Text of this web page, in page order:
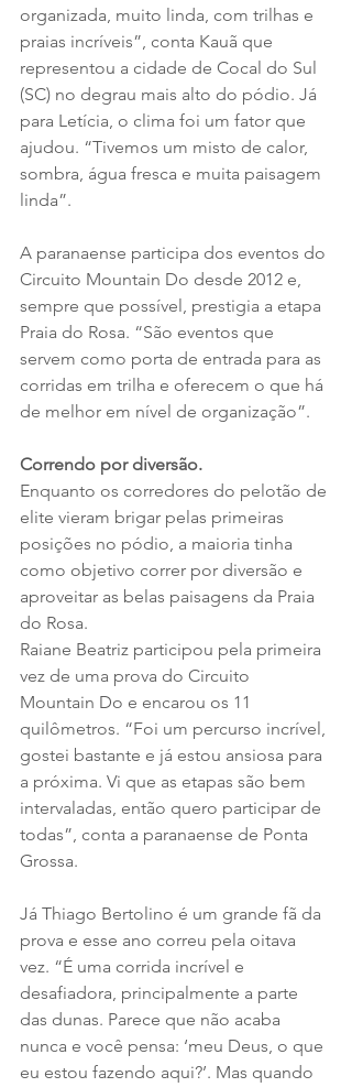
organizada, muito linda, com trilhas e
praias incríveis”, conta Kauã que
representou a cidade de Cocal do Sul
(SC) no degrau mais alto do pódio. Já
para Letícia, o clima foi um fator que
ajudou. “Tivemos um misto de calor,
sombra, água fresca e muita paisagem
linda”.
A paranaense participa dos eventos do
Circuito Mountain Do desde 2012 e,
sempre que possível, prestigia a etapa
Praia do Rosa. “São eventos que
servem como porta de entrada para as
corridas em trilha e oferecem o que há
de melhor em nível de organização”.
Correndo por diversão.
Enquanto os corredores do pelotão de
elite vieram brigar pelas primeiras
posições no pódio, a maioria tinha
como objetivo correr por diversão e
aproveitar as belas paisagens da Praia
do Rosa.
Raiane Beatriz participou pela primeira
vez de uma prova do Circuito
Mountain Do e encarou os 11
quilômetros. “Foi um percurso incrível,
gostei bastante e já estou ansiosa para
a próxima. Vi que as etapas são bem
intervaladas, então quero participar de
todas”, conta a paranaense de Ponta
Grossa.
Já Thiago Bertolino é um grande fã da
prova e esse ano correu pela oitava
vez. “É uma corrida incrível e
desafiadora, principalmente a parte
das dunas. Parece que não acaba
nunca e você pensa: ‘meu Deus, o que
eu estou fazendo aqui?’. Mas quando